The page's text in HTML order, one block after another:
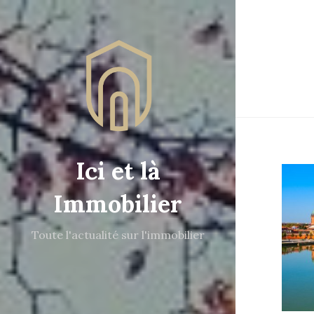
Ici et là
Immobilier
Toute l'actualité sur l'immobilier